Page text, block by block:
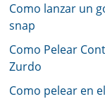
Como lanzar un
snap
Como Pelear
Zurdo
Como pelear en